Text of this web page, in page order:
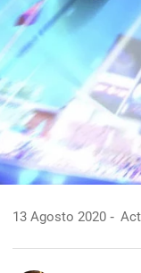
13 Agosto 2020